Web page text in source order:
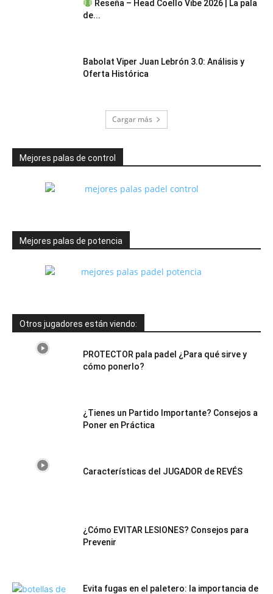
Reseña – Head Coello Vibe 2026 | La pala
de...
Babolat Viper Juan Lebrón 3.0: Análisis y
Oferta Histórica
Cargar más
Mejores palas de control
Mejores palas de potencia
Otros jugadores están viendo:
PROTECTOR pala padel ¿Para qué sirve y
cómo ponerlo?
¿Tienes un Partido Importante? Consejos a
Poner en Práctica
Características del JUGADOR de REVÉS
¿Cómo EVITAR LESIONES? Consejos para
Prevenir
Evita fugas en el paletero: la importancia de